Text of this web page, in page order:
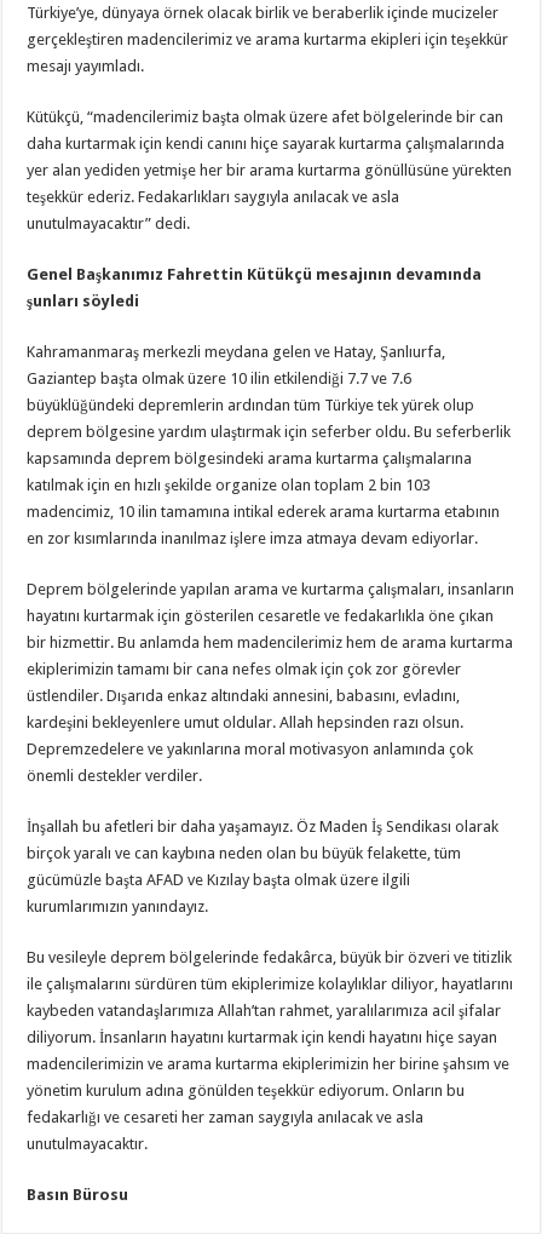
Türkiye’ye, dünyaya örnek olacak birlik ve beraberlik içinde mucizeler
gerçekleştiren madencilerimiz ve arama kurtarma ekipleri için teşekkür
mesajı yayımladı.
Kütükçü, “madencilerimiz başta olmak üzere afet bölgelerinde bir can
daha kurtarmak için kendi canını hiçe sayarak kurtarma çalışmalarında
yer alan yediden yetmişe her bir arama kurtarma gönüllüsüne yürekten
teşekkür ederiz. Fedakarlıkları saygıyla anılacak ve asla
unutulmayacaktır” dedi.
Genel Başkanımız Fahrettin Kütükçü mesajının devamında
şunları söyledi
Kahramanmaraş merkezli meydana gelen ve Hatay, Şanlıurfa,
Gaziantep başta olmak üzere 10 ilin etkilendiği 7.7 ve 7.6
büyüklüğündeki depremlerin ardından tüm Türkiye tek yürek olup
deprem bölgesine yardım ulaştırmak için seferber oldu. Bu seferberlik
kapsamında deprem bölgesindeki arama kurtarma çalışmalarına
katılmak için en hızlı şekilde organize olan toplam 2 bin 103
madencimiz, 10 ilin tamamına intikal ederek arama kurtarma etabının
en zor kısımlarında inanılmaz işlere imza atmaya devam ediyorlar.
Deprem bölgelerinde yapılan arama ve kurtarma çalışmaları, insanların
hayatını kurtarmak için gösterilen cesaretle ve fedakarlıkla öne çıkan
bir hizmettir. Bu anlamda hem madencilerimiz hem de arama kurtarma
ekiplerimizin tamamı bir cana nefes olmak için çok zor görevler
üstlendiler. Dışarıda enkaz altındaki annesini, babasını, evladını,
kardeşini bekleyenlere umut oldular. Allah hepsinden razı olsun.
Depremzedelere ve yakınlarına moral motivasyon anlamında çok
önemli destekler verdiler.
İnşallah bu afetleri bir daha yaşamayız. Öz Maden İş Sendikası olarak
birçok yaralı ve can kaybına neden olan bu büyük felakette, tüm
gücümüzle başta AFAD ve Kızılay başta olmak üzere ilgili
kurumlarımızın yanındayız.
Bu vesileyle deprem bölgelerinde fedakârca, büyük bir özveri ve titizlik
ile çalışmalarını sürdüren tüm ekiplerimize kolaylıklar diliyor, hayatlarını
kaybeden vatandaşlarımıza Allah’tan rahmet, yaralılarımıza acil şifalar
diliyorum. İnsanların hayatını kurtarmak için kendi hayatını hiçe sayan
madencilerimizin ve arama kurtarma ekiplerimizin her birine şahsım ve
yönetim kurulum adına gönülden teşekkür ediyorum. Onların bu
fedakarlığı ve cesareti her zaman saygıyla anılacak ve asla
unutulmayacaktır.
Basın Bürosu